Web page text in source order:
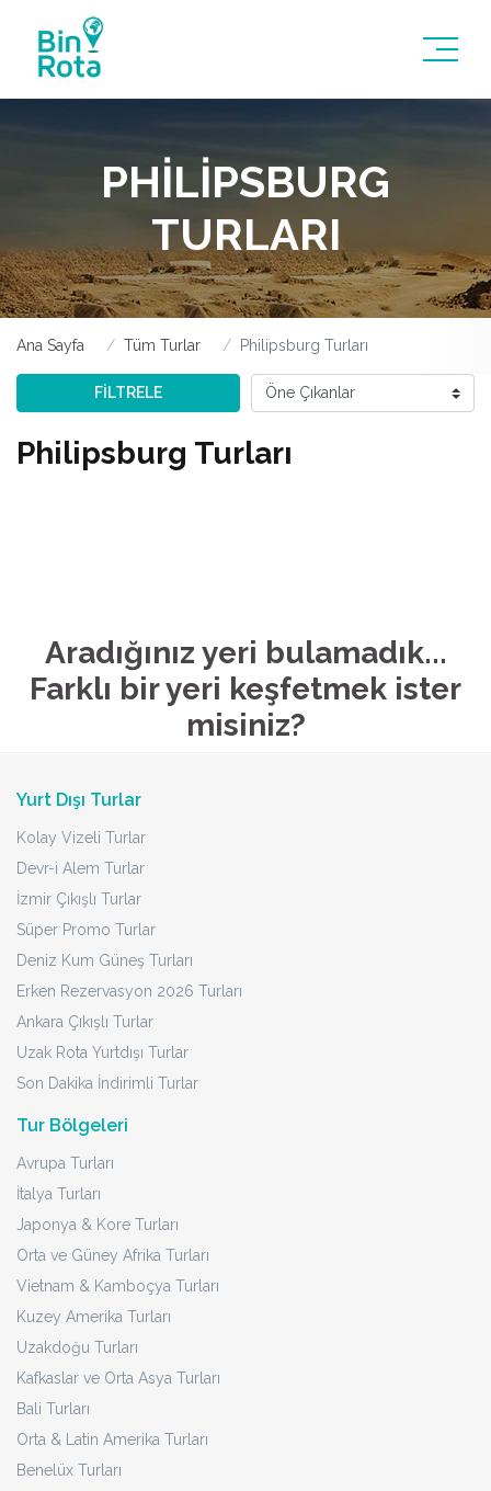
PHILIPSBURG
TURLARI
Ana Sayfa Tüm Turlar Philipsburg Turları
FİLTRELE
Philipsburg Turları
Aradığınız yeri bulamadık...
Farklı bir yeri keşfetmek ister
misiniz?
Yurt Dışı Turlar
Kolay Vizeli Turlar
Devr-i Alem Turlar
İzmir Çıkışlı Turlar
Süper Promo Turlar
Deniz Kum Güneş Turları
Erken Rezervasyon 2026 Turları
Ankara Çıkışlı Turlar
Uzak Rota Yurtdışı Turlar
Son Dakika İndirimli Turlar
Tur Bölgeleri
Avrupa Turları
İtalya Turları
Japonya & Kore Turları
Orta ve Güney Afrika Turları
Vietnam & Kamboçya Turları
Kuzey Amerika Turları
Uzakdoğu Turları
Kafkaslar ve Orta Asya Turları
Bali Turları
Orta & Latin Amerika Turları
Benelüx Turları